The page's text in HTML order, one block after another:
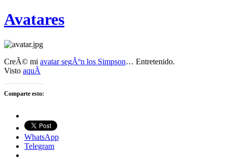
Avatares
CreÃ© mi avatar segÃºn los Simpson… Entretenido.
Visto aquÃ­
Comparte esto:
WhatsApp
Telegram